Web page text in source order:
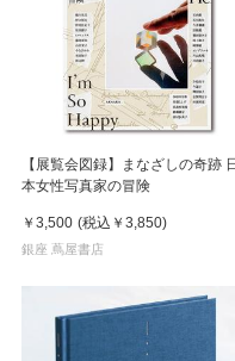
【展覧会図録】まなざしの奇跡 日
本女性写真家の冒険
￥3,500 (税込 ￥3,850)
銀座 蔦屋書店